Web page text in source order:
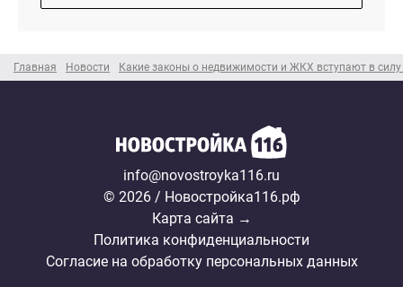
Главная Новости Какие законы о недвижимости и ЖКХ вступают в
info@novostroyka116.ru
© 2026 / Новостройка116.рф
Карта сайта →
Политика конфиденциальности
Согласие на обработку персональных данных